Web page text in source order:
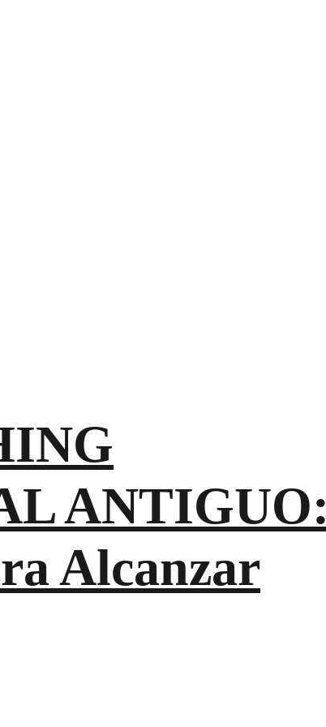
ANTIGUO:
Alcanzar